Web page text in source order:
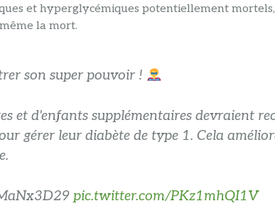
et hyperglycémiques potentiellement
la mort.
son super pouvoir !
et d'enfants supplémentaires devraient
gérer leur diabète de type 1. Cela
pic.twitter.com/PKz1mhQI1V